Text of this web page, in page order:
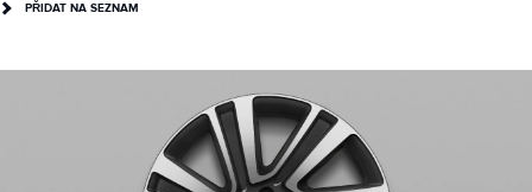
PŘIDAT NA SEZNAM